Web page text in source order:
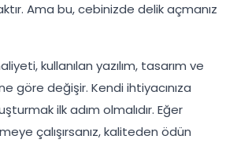
Ama bu, cebinizde delik açmanız
kullanılan yazılım, tasarım ve
göre değişir. Kendi ihtiyacınıza
ilk adım olmalıdır. Eğer
çalışırsanız, kaliteden ödün